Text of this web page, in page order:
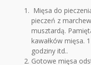
Mięsa do
pieczeń z
musztardą.
kawałków mięsa.
godziny itd..
Gotowe mięsa